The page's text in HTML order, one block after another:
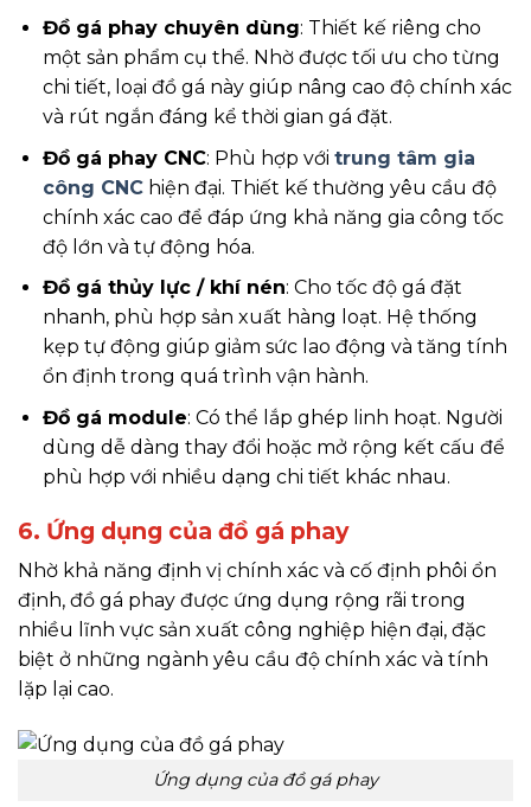
Đồ gá phay chuyên dùng: Thiết kế riêng cho
một sản phẩm cụ thể. Nhờ được tối ưu cho từng
chi tiết, loại đồ gá này giúp nâng cao độ chính xác
và rút ngắn đáng kể thời gian gá đặt.
Đồ gá phay CNC: Phù hợp với trung tâm gia
công CNChiện đại. Thiết kế thường yêu cầu độ
chính xác cao để đáp ứng khả năng gia công tốc
độ lớn và tự động hóa.
Đồ gá thủy lực / khí nén: Cho tốc độ gá đặt
nhanh, phù hợp sản xuất hàng loạt. Hệ thống
kẹp tự động giúp giảm sức lao động và tăng tính
ổn định trong quá trình vận hành.
Đồ gá module: Có thể lắp ghép linh hoạt. Người
dùng dễ dàng thay đổi hoặc mở rộng kết cấu để
phù hợp với nhiều dạng chi tiết khác nhau.
6. Ứng dụng của đồ gá phay
Nhờ khả năng định vị chính xác và cố định phôi ổn
định, đồ gá phay được ứng dụng rộng rãi trong
nhiều lĩnh vực sản xuất công nghiệp hiện đại, đặc
biệt ở những ngành yêu cầu độ chính xác và tính
lặp lại cao.
Ứng dụng của đồ gá phay